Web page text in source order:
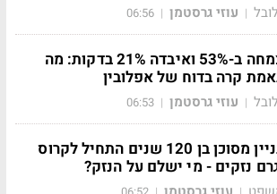
| עוזי גרסטמן |
06:56
צמחה ב-53% ואיבדה 21% בדקות: מה
קרה בדוח של אפלובין
| עוזי גרסטמן |
06:53
בניין מסוכן בן 120 שנים התחיל לקרוס
נזקים - מי ישלם על הנזק?